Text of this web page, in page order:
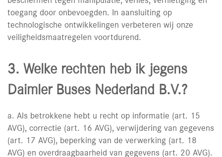
toegang door onbevoegden. In aansluiting op
technologische ontwikkelingen verbeteren wij onze
veiligheidsmaatregelen voortdurend.
3. Welke rechten heb ik jegens
Daimler Buses Nederland B.V.?
a. Als betrokkene hebt u recht op informatie (art. 15
AVG), correctie (art. 16 AVG), verwijdering van gegevens
(art. 17 AVG), beperking van de verwerking (art. 18
AVG) en overdraagbaarheid van gegevens (art. 20 AVG).